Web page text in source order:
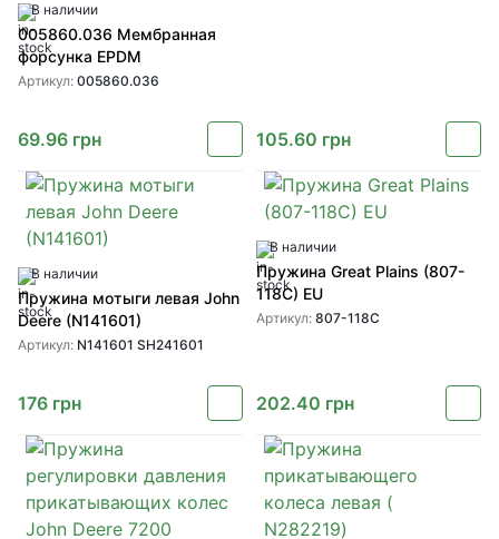
В наличии
005860.036 Мембранная
форсунка EPDM
Артикул: 005860.036
69.96 грн 105.60 грн
В наличии
Пружина мотыги левая John
Deere (N141601)
Артикул: N141601 SH241601
176 грн
В наличии
Пружина Great Plains (807-
118C) EU
Артикул: 807-118C
202.40 грн